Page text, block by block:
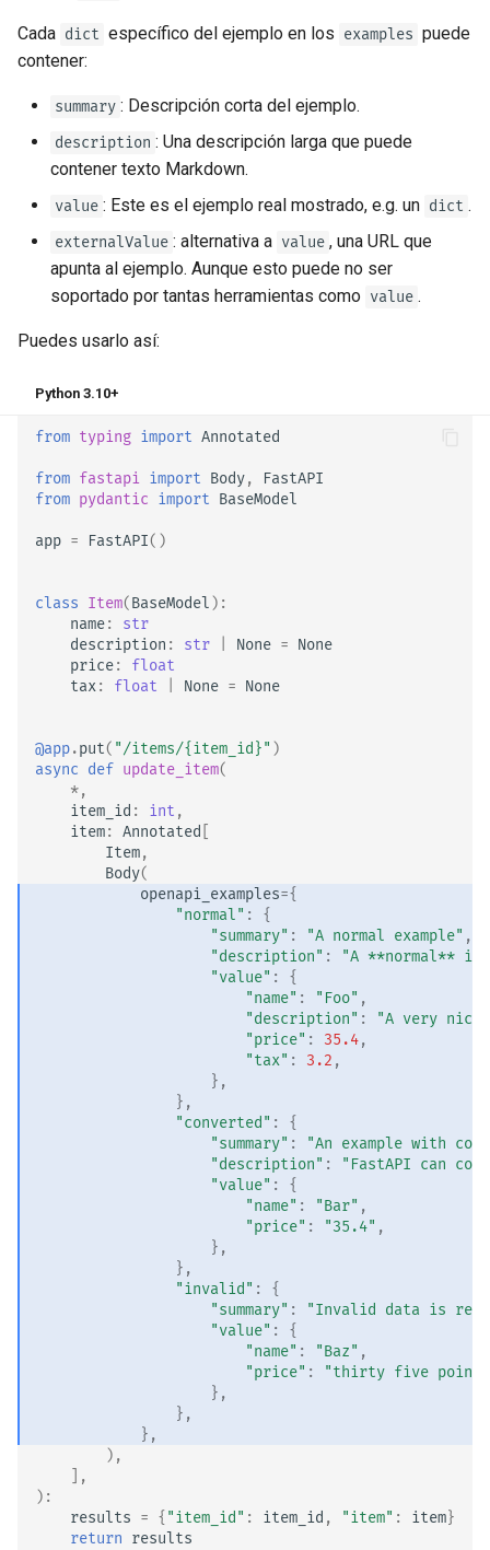
Cada dict específico del ejemplo en los examples puede
contener:
summary : Descripción corta del ejemplo.
description : Una descripción larga que puede
contener texto Markdown.
value : Este es el ejemplo real mostrado, e.g. un dict .
externalValue : alternativa a value , una URL que
apunta al ejemplo. Aunque esto puede no ser
soportado por tantas herramientas como value .
Puedes usarlo así:
Python 3.10+
from typing import Annotated
from fastapi import Body,
FastAPI
from pydantic import BaseModel
app = FastAPI()
class Item(BaseModel ):
name:
str
description : str None = None
price:
float
tax: float None = None
@app.put( "/items/{item_id}" )
async def update_item(
*,
item_id : int ,
item: Annotated
Item,
Body(
openapi_examples={
"normal" :
{
"summary" : "A normal example" ,
"description" :
"A **normal**
"value" :
{
"name" : "Foo" ,
"description" :
"A very nice
"price" : 35.4,
"tax" : 3.2 ,
},
},
"converted" :
{
"summary" :
"An example with
"description" :
"FastAPI can
"value" :
{
"name" : "Bar" ,
"price" : "35.4" ,
},
},
"invalid" :
{
"summary" :
"Invalid data is
"value" :
{
"name" : "Baz" ,
"price" :
"thirty five point
},
},
},
),
],
):
results = { "item_id" : item_id , "item" : item}
return results